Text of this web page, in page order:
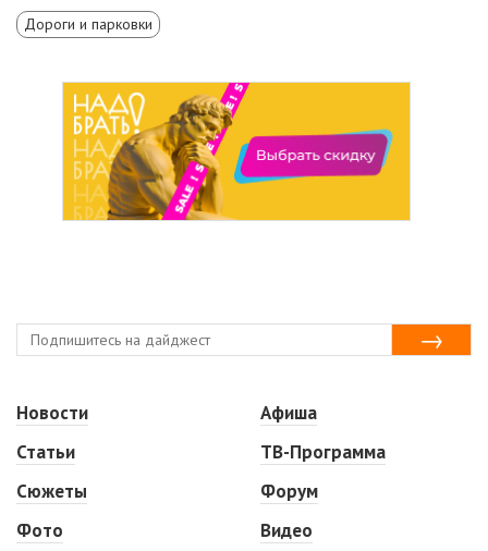
Дороги и парковки
Новости
Статьи
Сюжеты
Фото
Афиша
ТВ-Программа
Форум
Видео